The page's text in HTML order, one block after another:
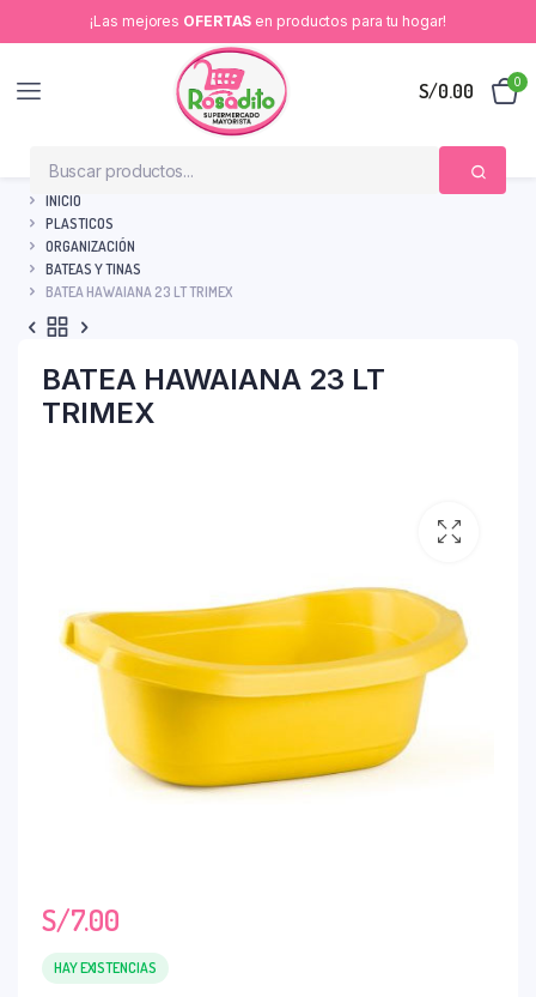
¡Las mejores OFERTAS en productos para tu hogar!
S/0.00 0
INICIO
PLASTICOS
ORGANIZACIÓN
BATEAS Y TINAS
BATEA HAWAIANA 23 LT TRIMEX
BATEA HAWAIANA 23 LT
TRIMEX
S/7.00
HAY EXISTENCIAS